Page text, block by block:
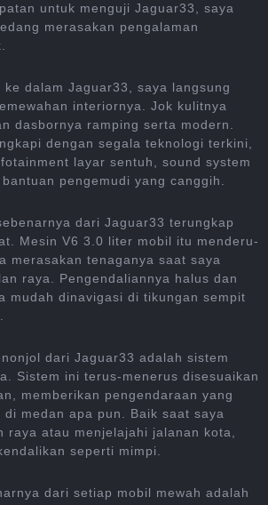
untuk menguji Jaguar33, saya
merasakan pengalaman
ke dalam Jaguar33, saya langsung
interiornya. Jok kulitnya
dasbornya ramping serta modern.
dengan segala teknologi terkini,
layar sentuh, sound system
pengemudi yang canggih.
dari Jaguar33 terungkap
Mesin V6 3.0 liter mobil itu menderu-
merasakan tenaganya saat saya
raya. Pengendaliannya halus dan
mudah dinavigasi di tikungan sempit
dari Jaguar33 adalah sistem
Sistem ini terus-menerus disesuaikan
memberikan pengendaraan yang
di medan apa pun. Baik saat saya
raya atau menjelajahi jalanan kota,
seperti mimpi.
dari setiap mobil mewah adalah